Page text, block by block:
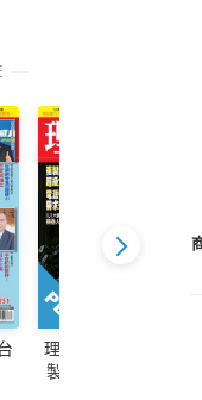
理財周刊1350期：複
製記憶體超級大循環